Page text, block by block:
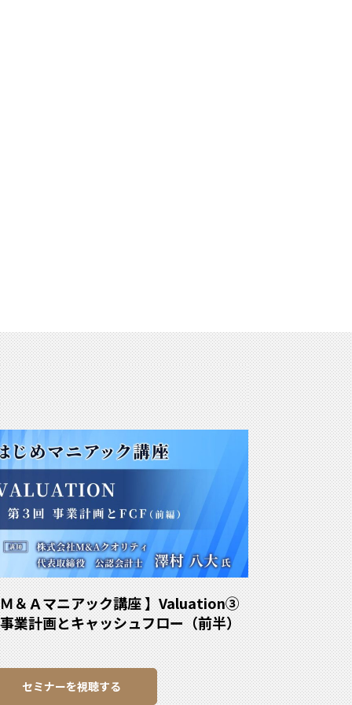
＆Ａマニアック講座 】Valuation③
業計画とキャッシュフロー（前半）
セミナーを視聴する